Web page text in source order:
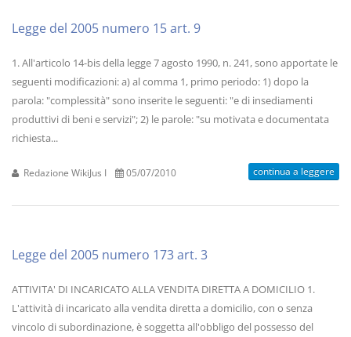
Legge del 2005 numero 15 art. 9
1. All'articolo 14-bis della legge 7 agosto 1990, n. 241, sono apportate le
seguenti modificazioni: a) al comma 1, primo periodo: 1) dopo la
parola: "complessità" sono inserite le seguenti: "e di insediamenti
produttivi di beni e servizi"; 2) le parole: "su motivata e documentata
richiesta...
Redazione WikiJus I 05/07/2010 continua a leggere
Legge del 2005 numero 173 art. 3
ATTIVITA' DI INCARICATO ALLA VENDITA DIRETTA A DOMICILIO 1.
L'attività di incaricato alla vendita diretta a domicilio, con o senza
vincolo di subordinazione, è soggetta all'obbligo del possesso del